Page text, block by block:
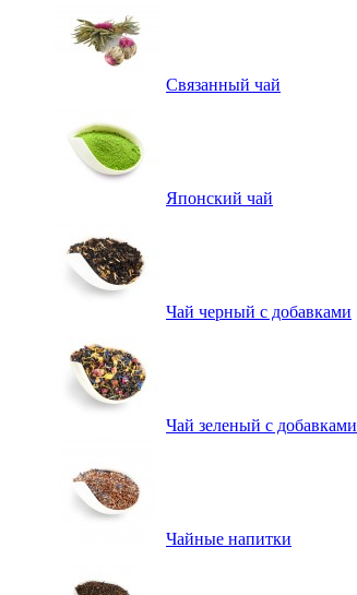
Связанный чай
Японский чай
Чай черный с добавками
Чай зеленый с добавками
Чайные напитки